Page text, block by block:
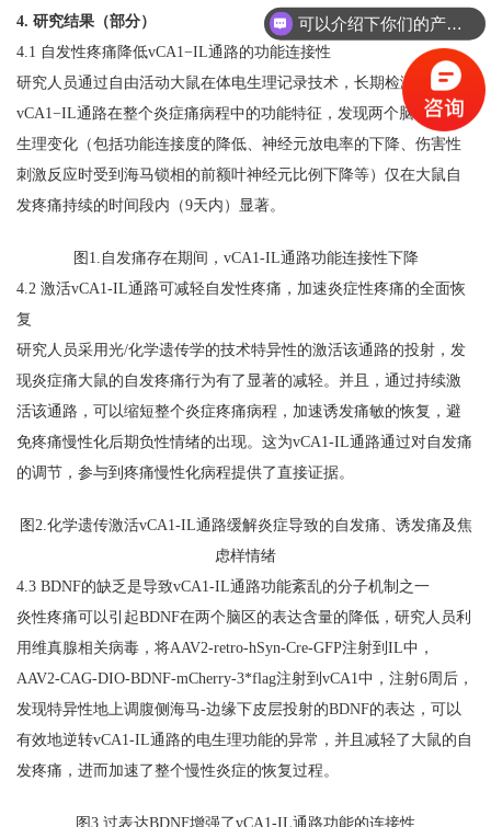
4. 研究结果（部分）
4.1 自发性疼痛降低vCA1−IL通路的功能连接性
研究人员通过自由活动大鼠在体电生理记录技术，长期检测
vCA1−IL通路在整个炎症痛病程中的功能特征，发现两个脑区的电
生理变化（包括功能连接度的降低、神经元放电率的下降、伤害性
刺激反应时受到海马锁相的前额叶神经元比例下降等）仅在大鼠自
发疼痛持续的时间段内（9天内）显著。
图1.自发痛存在期间，vCA1-IL通路功能连接性下降
4.2 激活vCA1-IL通路可减轻自发性疼痛，加速炎症性疼痛的全面恢
复
研究人员采用光/化学遗传学的技术特异性的激活该通路的投射，发
现炎症痛大鼠的自发疼痛行为有了显著的减轻。并且，通过持续激
活该通路，可以缩短整个炎症疼痛病程，加速诱发痛敏的恢复，避
免疼痛慢性化后期负性情绪的出现。这为vCA1-IL通路通过对自发痛
的调节，参与到疼痛慢性化病程提供了直接证据。
图2.化学遗传激活vCA1-IL通路缓解炎症导致的自发痛、诱发痛及焦
虑样情绪
4.3 BDNF的缺乏是导致vCA1-IL通路功能紊乱的分子机制之一
炎性疼痛可以引起BDNF在两个脑区的表达含量的降低，研究人员利
用维真腺相关病毒，将AAV2-retro-hSyn-Cre-GFP注射到IL中，
AAV2-CAG-DIO-BDNF-mCherry-3*flag注射到vCA1中，注射6周后，
发现特异性地上调腹侧海马-边缘下皮层投射的BDNF的表达，可以
有效地逆转vCA1-IL通路的电生理功能的异常，并且减轻了大鼠的自
发疼痛，进而加速了整个慢性炎症的恢复过程。
图3.过表达BDNF增强了vCA1-IL通路功能的连接性
可以介绍下你们的产品么？